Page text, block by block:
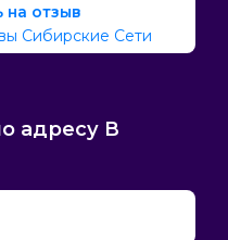
Сибирские Сети
на отзыв
адресу В